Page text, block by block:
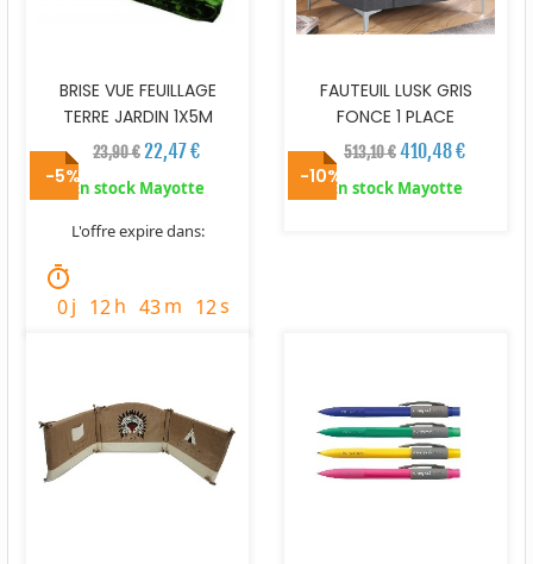
BRISE VUE FEUILLAGE
TERRE JARDIN 1X5M
23,90 €22,47 €
En stock Mayotte
L'offre expire dans:
timer
0j 12h 43m 11s
FAUTEUIL LUSK GRIS
FONCE 1 PLACE
513,10 €410,48 €
En stock Mayotte
-5% -10%